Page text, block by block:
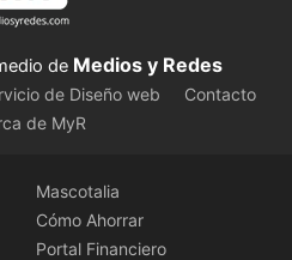
de Medios y Redes
de Diseño web
Contacto
de MyR
Mascotalia
Cómo Ahorrar
Portal Financiero